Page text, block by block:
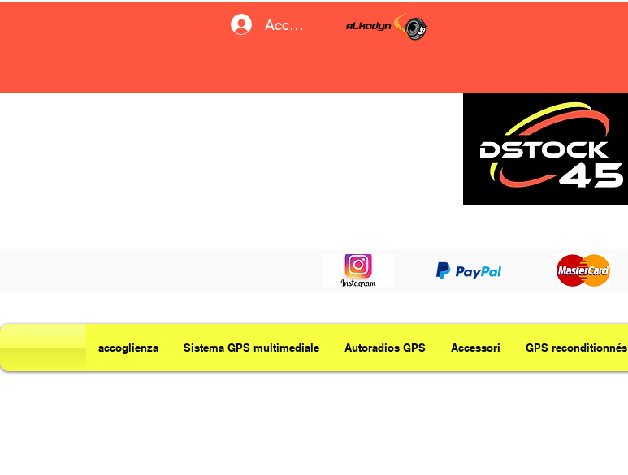
Accedi
accoglienza Sistema GPS multimediale Autoradios GPS Accessori GPS reconditionnés